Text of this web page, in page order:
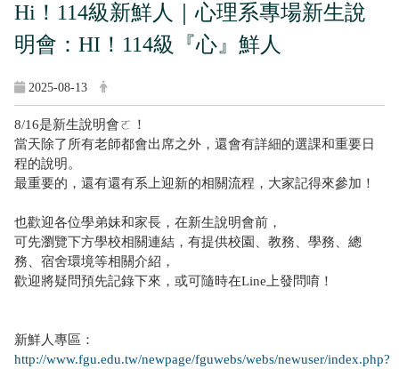
Hi！114級新鮮人｜心理系專場新生說
明會：HI！114級『心』鮮人
2025-08-13
8/16是新生說明會ㄛ！
當天除了所有老師都會出席之外，還會有詳細的選課和重要日
程的說明。
最重要的，還有還有系上迎新的相關流程，大家記得來參加！
也歡迎各位學弟妹和家長，在新生說明會前，
可先瀏覽下方學校相關連結，有提供校園、教務、學務、總
務、宿舍環境等相關介紹，
歡迎將疑問預先記錄下來，或可隨時在Line上發問唷！
新鮮人專區：
http://www.fgu.edu.tw/newpage/fguwebs/webs/newuser/index.php?